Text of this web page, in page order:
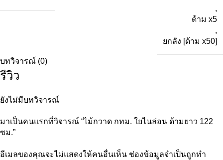
,
ด้าม x5
,
ยกลัง [ด้าม x50]
บทวิจารณ์ (0)
รีวิว
ยังไม่มีบทวิจารณ์
มาเป็นคนแรกที่วิจารณ์ “ไม้กวาด กทม. ใยไนล่อน ด้ามยาว 122
ซม.”
อีเมลของคุณจะไม่แสดงให้คนอื่นเห็น ช่องข้อมูลจำเป็นถูกทำ